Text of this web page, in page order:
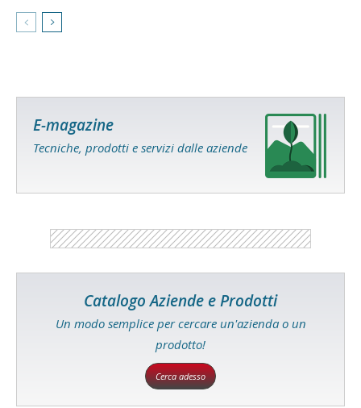
E-magazine
Tecniche, prodotti e servizi dalle aziende
Catalogo Aziende e Prodotti
Un modo semplice per cercare un'azienda o un
prodotto!
Cerca adesso